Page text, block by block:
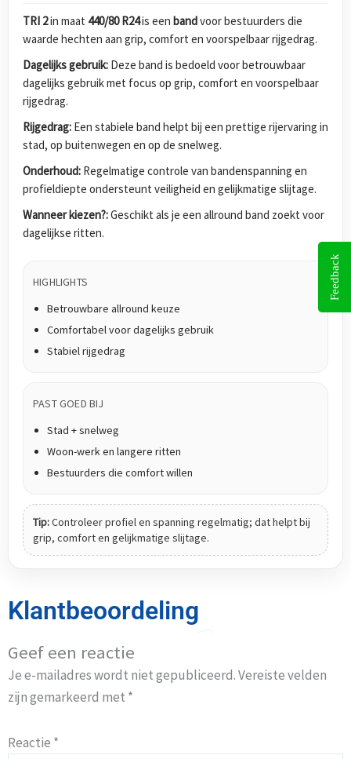
TRI 2in maat 440/80 R24is een bandvoor bestuurders die
waarde hechten aan grip, comfort en voorspelbaar rijgedrag.
Dagelijks gebruik: Deze band is bedoeld voor betrouwbaar
dagelijks gebruik met focus op grip, comfort en voorspelbaar
rijgedrag.
Rijgedrag: Een stabiele band helpt bij een prettige rijervaring in
stad, op buitenwegen en op de snelweg.
Onderhoud: Regelmatige controle van bandenspanning en
profieldiepte ondersteunt veiligheid en gelijkmatige slijtage.
Wanneer kiezen?:Geschikt als je een allround band zoekt voor
dagelijkse ritten.
HIGHLIGHTS
Betrouwbare allround keuze
Comfortabel voor dagelijks gebruik
Stabiel rijgedrag
PAST GOED BIJ
Stad + snelweg
Woon-werk en langere ritten
Bestuurders die comfort willen
Tip:Controleer profiel en spanning regelmatig; dat helpt bij
grip, comfort en gelijkmatige slijtage.
Klantbeoordeling
Geef een reactie
Je e-mailadres wordt niet gepubliceerd.Vereiste velden
zijn gemarkeerd met *
Reactie *
Feedback